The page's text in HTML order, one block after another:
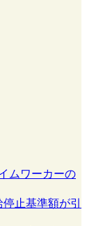
ムワーカーの
止基準額が引